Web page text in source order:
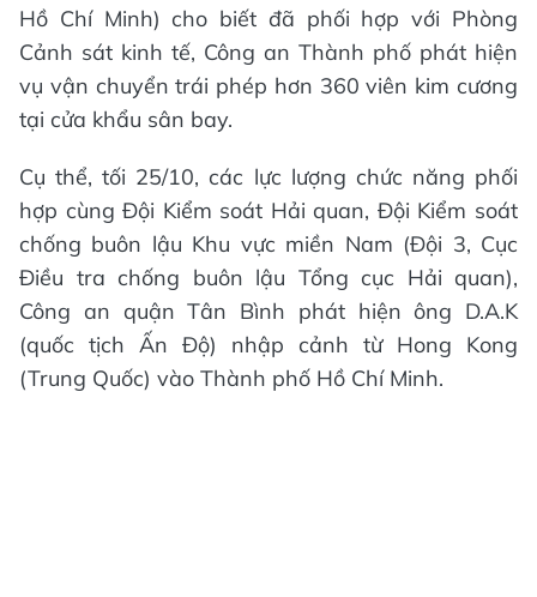
Hồ Chí Minh) cho biết đã phối hợp với Phòng
Cảnh sát kinh tế, Công an Thành phố phát hiện
vụ vận chuyển trái phép hơn 360 viên kim cương
tại cửa khẩu sân bay.
Cụ thể, tối 25/10, các lực lượng chức năng phối
hợp cùng Đội Kiểm soát Hải quan, Đội Kiểm soát
chống buôn lậu Khu vực miền Nam (Đội 3, Cục
Điều tra chống buôn lậu Tổng cục Hải quan),
Công an quận Tân Bình phát hiện ông D.A.K
(quốc tịch Ấn Độ) nhập cảnh từ Hong Kong
(Trung Quốc) vào Thành phố Hồ Chí Minh.